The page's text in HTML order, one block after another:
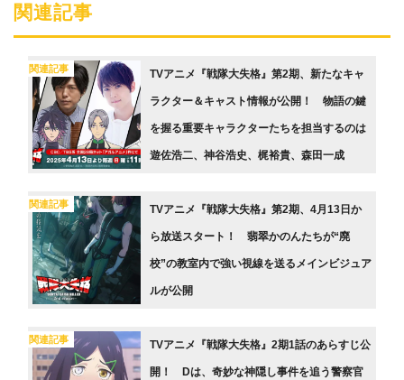
関連記事
関連記事 TVアニメ『戦隊大失格』第2期、新たなキャ
ラクター＆キャスト情報が公開！ 物語の鍵
を握る重要キャラクターたちを担当するのは
遊佐浩二、神谷浩史、梶裕貴、森田一成
関連記事 TVアニメ『戦隊大失格』第2期、4月13日か
ら放送スタート！ 翡翠かのんたちが“廃
校”の教室内で強い視線を送るメインビジュア
ルが公開
関連記事 TVアニメ『戦隊大失格』2期1話のあらすじ公
開！ Dは、奇妙な神隠し事件を追う警察官